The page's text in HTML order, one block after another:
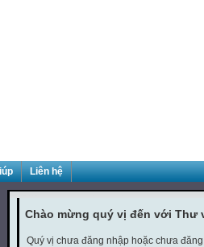
Liên hệ
Chào mừng quý vị đến với Thư
Quý vị chưa đăng nhập hoặc chưa